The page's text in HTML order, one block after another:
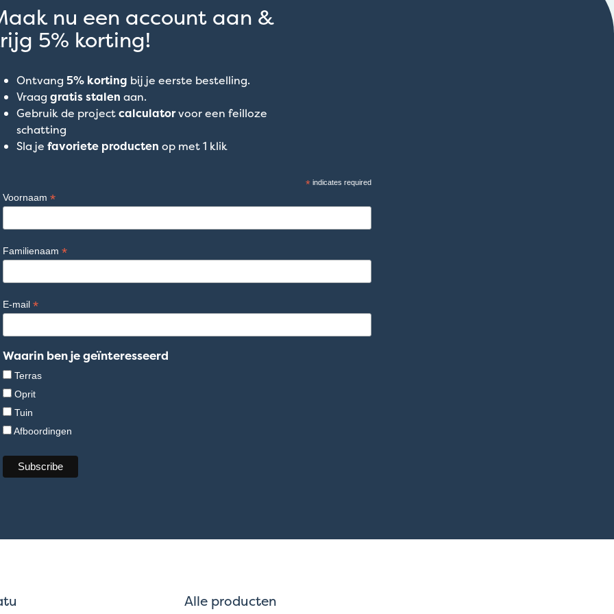
nu een account aan &
5% korting!
Ontvang 5% korting bij je eerste bestelling.
Vraag gratis stalen aan.
Gebruik de projectcalculatorvoor een feilloze
schatting
Sla je favoriete producten op met 1 klik
*indicates required
Voornaam *
Familienaam *
E-mail *
Waarin ben je geïnteresseerd
Terras
Oprit
Tuin
Afboordingen
Alle producten